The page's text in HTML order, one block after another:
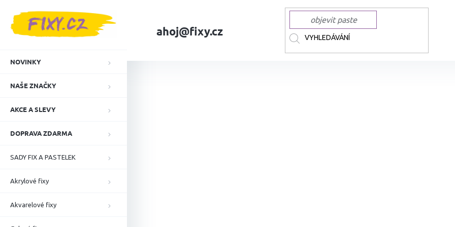
ahoj@fixy.cz
NOVINKY
NAŠE ZNAČKY
AKCE A SLEVY
DOPRAVA ZDARMA
SADY FIX A PASTELEK
Akrylové fixy
Akvarelové fixy